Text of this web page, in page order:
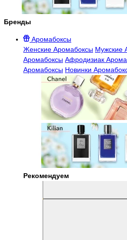
Бренды
Аромабоксы
Женские Аромабоксы Мужские
Аромабоксы Афродизиак
Аромабоксы Новинки
Рекомендуем